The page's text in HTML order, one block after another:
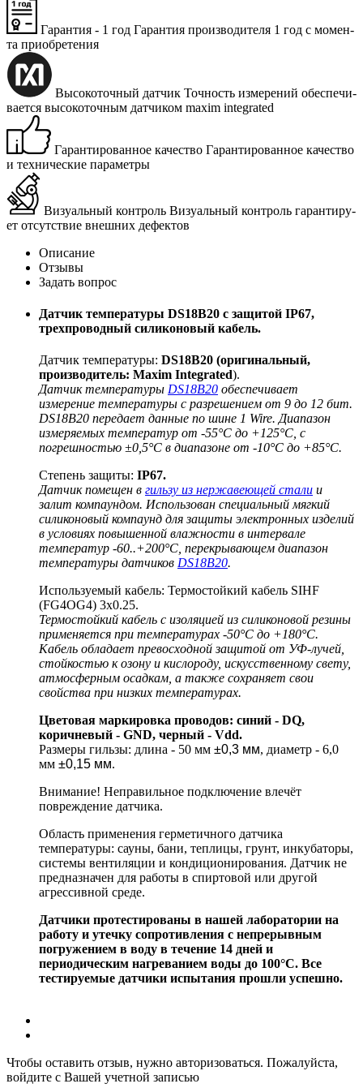
Гарантия - 1 год Га­ран­тия про­из­во­ди­те­ля 1 год с мо­мен­
та при­об­ре­те­ния
Высокоточный датчик Точ­ность из­ме­ре­ний обес­пе­чи­
ва­ет­ся вы­со­ко­точ­ным дат­чи­ком maxim integrated
Гарантированное качество Га­ран­ти­ро­ван­ное ка­че­ство
и тех­ни­че­ские па­ра­мет­ры
Визуальный контроль Ви­зу­аль­ный кон­троль га­ран­ти­ру­
ет от­сут­ствие внеш­них де­фек­тов
Описание
Отзывы
Задать вопрос
Датчик температуры DS18B20 с защитой IP67,
трехпроводный силиконовый кабель.
Датчик температуры: DS18B20 (оригинальный,
производитель: Maxim Integrated).
Датчик температуры DS18B20 обеспечивает
измерение температуры с разрешением от 9 до 12 бит.
DS18B20 передает данные по шине 1 Wire. Диапазон
измеряемых температур от -55°C до +125°C, с
погрешностью ±0,5°C в диапазоне от -10°C до +85°C.
Степень защиты: IP67.
Датчик помещен в гильзу из нержавеющей стали и
залит компаундом. Использован специальный мягкий
силиконовый компаунд для защиты электронных изделий
в условиях повышенной влажности в интервале
температур -60..+200°C, перекрывающем диапазон
температуры датчиков DS18B20.
Используемый кабель: Термостойкий кабель SIHF
(FG4OG4) 3x0.25.
Термостойкий кабель с изоляцией из силиконовой резины
применяется при температурах -50°C до +180°C.
Кабель обладает превосходной защитой от УФ-лучей,
стойкостью к озону и кислороду, искусственному свету,
атмосферным осадкам, а также сохраняет свои
свойства при низких температурах.
Цветовая маркировка проводов: синий - DQ,
коричневый - GND, черный - Vdd.
Размеры гильзы: длина - 50 мм ±0,3 мм, диаметр - 6,0
мм ±0,15 мм.
Внимание! Неправильное подключение влечёт
повреждение датчика.
Область применения герметичного датчика
температуры: сауны, бани, теплицы, грунт, инкубаторы,
системы вентиляции и кондиционирования. Датчик не
предназначен для работы в спиртовой или другой
агрессивной среде.
Датчики протестированы в нашей лаборатории на
работу и утечку сопротивления с непрерывным
погружением в воду в течение 14 дней и
периодическим нагреванием воды до 100°С. Все
тестируемые датчики испытания прошли успешно.
Чтобы оставить отзыв, нужно авторизоваться. Пожалуйста,
войдите с Вашей учетной записью